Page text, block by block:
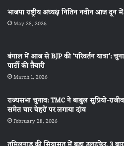
भाजपा राष्ट्रीय अध्यक्ष नितिन नवीन आज दून
May 28, 2026
बंगाल में आज से BJP की ‘परिवर्तन यात्रा’:
पार्टी की तैयारी
March 1, 2026
राज्यसभा चुनाव: TMC ने बाबुल सुप्रियो-
समेत चार चेहरों पर लगाया दांव
February 28, 2026